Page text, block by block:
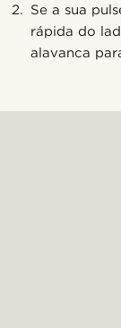
Se a sua
rápida do
alavanca